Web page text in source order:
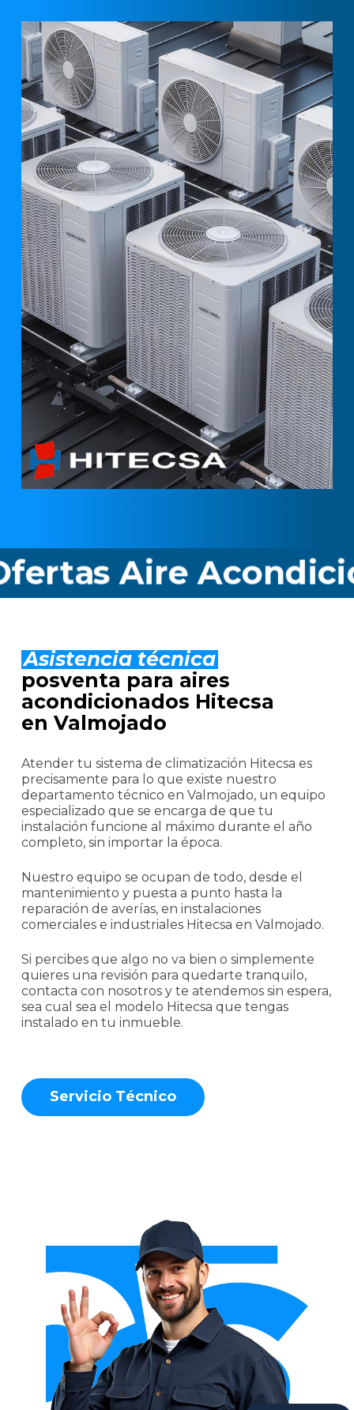
Aire
Asistencia técnica
posventa para aires
acondicionados Hitecsa
en Valmojado
Atender tu sistema de climatización Hitecsa es
precisamente para lo que existe nuestro
departamento técnico en Valmojado, un equipo
especializado que se encarga de que tu
instalación funcione al máximo durante el año
completo, sin importar la época.
Nuestro equipo se ocupan de todo, desde el
mantenimiento y puesta a punto hasta la
reparación de averías, en instalaciones
comerciales e industriales Hitecsa en Valmojado.
Si percibes que algo no va bien o simplemente
quieres una revisión para quedarte tranquilo,
contacta con nosotros y te atendemos sin espera,
sea cual sea el modelo Hitecsa que tengas
instalado en tu inmueble.
Servicio Técnico